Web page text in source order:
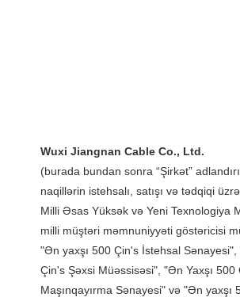
(burada bundan sonra “Şirkət”
naqillərin istehsalı, satışı və tədqiqi
Milli Əsas Yüksək və Yeni Texnologiya
milli müştəri məmnuniyyəti göstəricisi
"Ən yaxşı 500 Çin's İstehsal Sənayesi",
Çin's Şəxsi Müəssisəsi", "Ən Yaxşı 500
Maşınqayırma Sənayesi" və "Ən yaxşı